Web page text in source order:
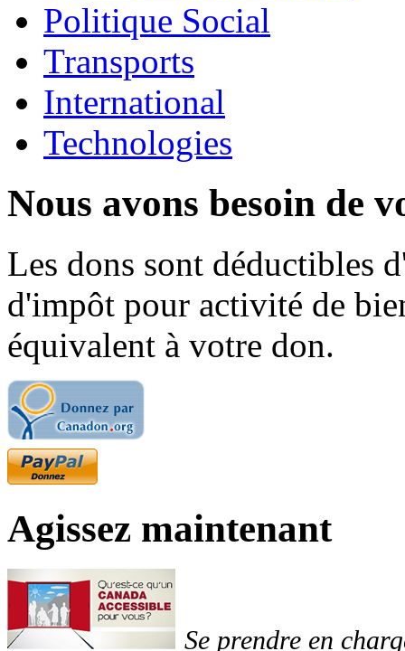
Politique Social
Transports
International
Technologies
Nous avons besoin de
Les dons sont déductibles
d'impôt pour activité de
équivalent à votre don.
Agissez maintenant
Se prendre en